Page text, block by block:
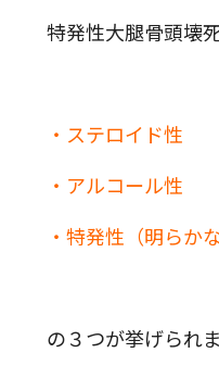
特発性大腿骨頭壊
・ステロイド性
・アルコール性
・特発性（明らか
の３つが挙げられま